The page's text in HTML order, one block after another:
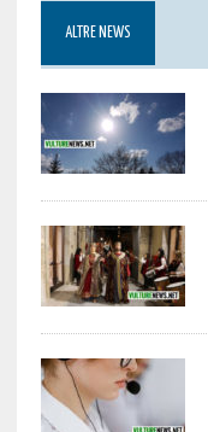
ALTRE NEWS